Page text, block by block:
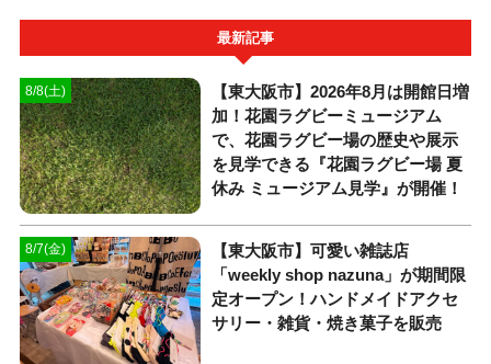
最新記事
8/8(土)
【東大阪市】2026年8月は開館日増
加！花園ラグビーミュージアム
で、花園ラグビー場の歴史や展示
を見学できる『花園ラグビー場 夏
休み ミュージアム見学』が開催！
8/7(金)
【東大阪市】可愛い雑誌店
「weekly shop nazuna」が期間限
定オープン！ハンドメイドアクセ
サリー・雑貨・焼き菓子を販売